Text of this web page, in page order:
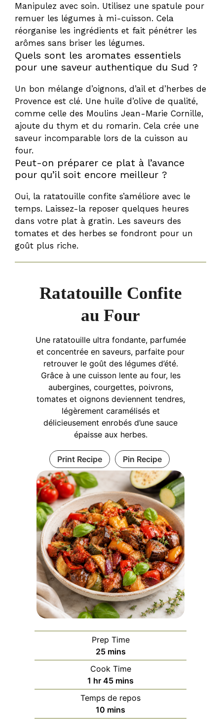
Manipulez avec soin. Utilisez une spatule pour
remuer les légumes à mi-cuisson. Cela
réorganise les ingrédients et fait pénétrer les
arômes sans briser les légumes.
Quels sont les aromates essentiels
pour une saveur authentique du Sud ?
Un bon mélange d’oignons, d’ail et d’herbes de
Provence est clé. Une huile d’olive de qualité,
comme celle des Moulins Jean-Marie Cornille,
ajoute du thym et du romarin. Cela crée une
saveur incomparable lors de la cuisson au
four.
Peut-on préparer ce plat à l’avance
pour qu’il soit encore meilleur ?
Oui, la ratatouille confite s’améliore avec le
temps. Laissez-la reposer quelques heures
dans votre plat à gratin. Les saveurs des
tomates et des herbes se fondront pour un
goût plus riche.
Ratatouille Confite
au Four
Une ratatouille ultra fondante, parfumée
et concentrée en saveurs, parfaite pour
retrouver le goût des légumes d’été.
Grâce à une cuisson lente au four, les
aubergines, courgettes, poivrons,
tomates et oignons deviennent tendres,
légèrement caramélisés et
délicieusement enrobés d’une sauce
épaisse aux herbes.
Print Recipe Pin Recipe
Prep Time
25minutes
mins
Cook Time
1 hour
hr 45minutes
mins
Temps de repos
10 minutes
mins